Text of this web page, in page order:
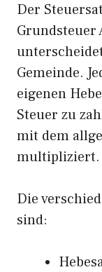
Der
Grundsteuer
Gemeinde.
eigenen
Steuer zu
mit dem
multipliziert.
Die
sind: